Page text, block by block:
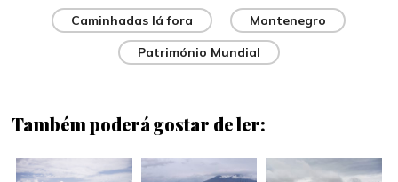
Caminhadas lá fora
Montenegro
Património Mundial
Também poderá gostar de ler: